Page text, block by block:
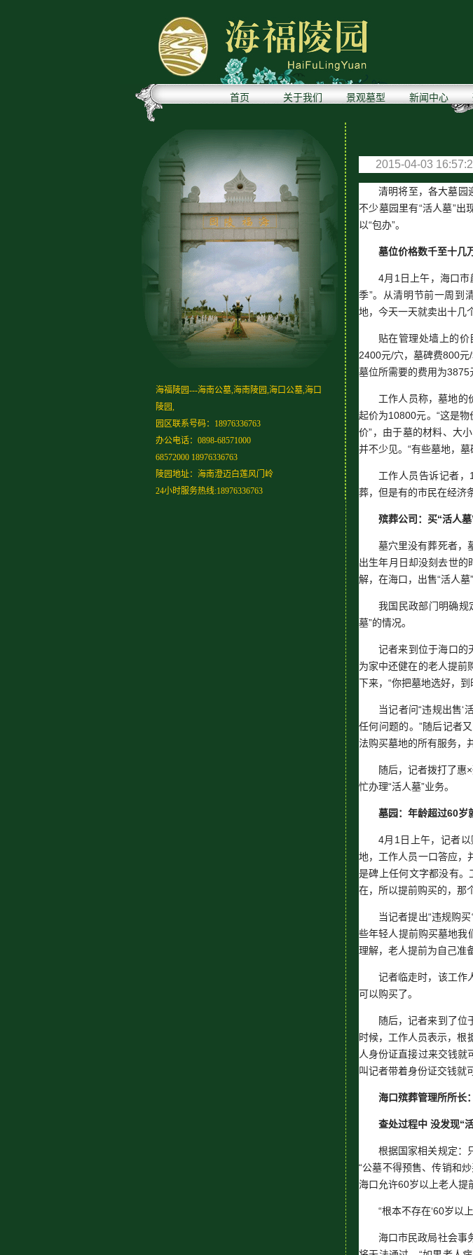
首页 关于我们 景观墓型 新闻中心
海福陵园---海南公墓,海南陵园,海口公墓,海口
陵园,
园区联系号码：18976336763
办公电话：0898-68571000
68572000 18976336763
陵园地址：海南澄迈白莲风门岭
24小时服务热线:18976336763
2015-04-03
清明将至，各大墓园
不少墓园里有“活人墓”出
以“包办”。
墓位价格数千至十几
4月1日上午，海口市
季”。从清明节前一周到
地，今天一天就卖出十几
贴在管理处墙上的
2400元/穴，墓碑费800
墓位所需要的费用为3875
工作人员称，墓地的
起价为10800元。“这是
价”，由于墓的材料、大
并不少见。“有些墓地，
工作人员告诉记者
葬，但是有的市民在经济
殡葬公司：买“活人
墓穴里没有葬死者，
出生年月日却没刻去世的
解，在海口，出售“活人墓
我国民政部门明确规
墓”的情况。
记者来到位于海口的
为家中还健在的老人提前
下来，“你把墓地选好，
当记者问“违规出售‘
任何问题的。”随后记者
法购买墓地的所有服务，
随后，记者拨打了惠
忙办理“活人墓”业务。
墓园：年龄超过60岁
4月1日上午，记者
地，工作人员一口答应，
是碑上任何文字都没有。
在，所以提前购买的，那
当记者提出“违规购
些年轻人提前购买墓地我
理解，老人提前为自己准
记者临走时，该工作
可以购买了。
随后，记者来到了位
时候，工作人员表示，根
人身份证直接过来交钱就
叫记者带着身份证交钱就
海口殡葬管理所所长：
查处过程中 没发现“
根据国家相关规定：
“公墓不得预售、传销和
海口允许60岁以上老人提
“根本不存在‘60岁以
海口市民政局社会事